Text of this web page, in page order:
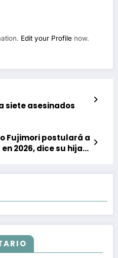
Edit your Profile now.
siete asesinados
Fujimori postulará a
2026, dice su hija